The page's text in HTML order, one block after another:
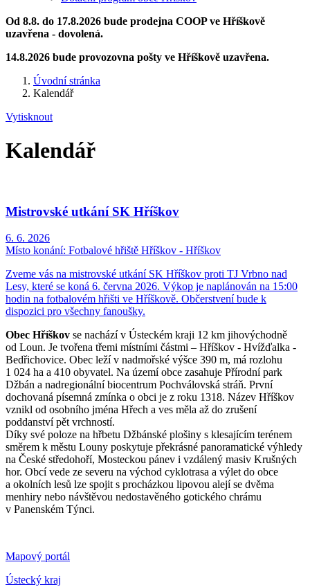
Od 8.8. do 17.8.2026 bude prodejna COOP ve Hříškově
uzavřena - dovolená.
14.8.2026 bude provozovna pošty ve Hříškově uzavřena.
Úvodní stránka
Kalendář
Vytisknout
Kalendář
Mistrovské utkání SK Hříškov
6. 6. 2026
Místo konání: Fotbalové hřiště Hříškov - Hříškov
Zveme vás na mistrovské utkání SK Hříškov proti TJ Vrbno nad
Lesy, které se koná 6. června 2026. Výkop je naplánován na 15:00
hodin na fotbalovém hřišti ve Hříškově. Občerstvení bude k
dispozici pro všechny fanoušky.
Obec Hříškov se nachází v Ústeckém kraji 12 km jihovýchodně
od Loun. Je tvořena třemi místními částmi – Hříškov - Hvížďalka -
Bedřichovice. Obec leží v nadmořské výšce 390 m, má rozlohu
1 024 ha a 410 obyvatel. Na území obce zasahuje Přírodní park
Džbán a nadregionální biocentrum Pochválovská stráň. První
dochovaná písemná zmínka o obci je z roku 1318. Název Hříškov
vznikl od osobního jména Hřech a ves měla až do zrušení
poddanství pět vrchností.
Díky své poloze na hřbetu Džbánské plošiny s klesajícím terénem
směrem k městu Louny poskytuje překrásné panoramatické výhledy
na České středohoří, Mosteckou pánev i vzdálený masiv Krušných
hor. Obcí vede ze severu na východ cyklotrasa a výlet do obce
a okolních lesů lze spojit s procházkou lipovou alejí se dvěma
menhiry nebo návštěvou nedostavěného gotického chrámu
v Panenském Týnci.
Mapový portál
Ústecký kraj